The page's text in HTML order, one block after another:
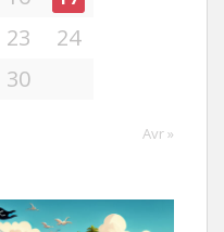
23
24
30
Avr »